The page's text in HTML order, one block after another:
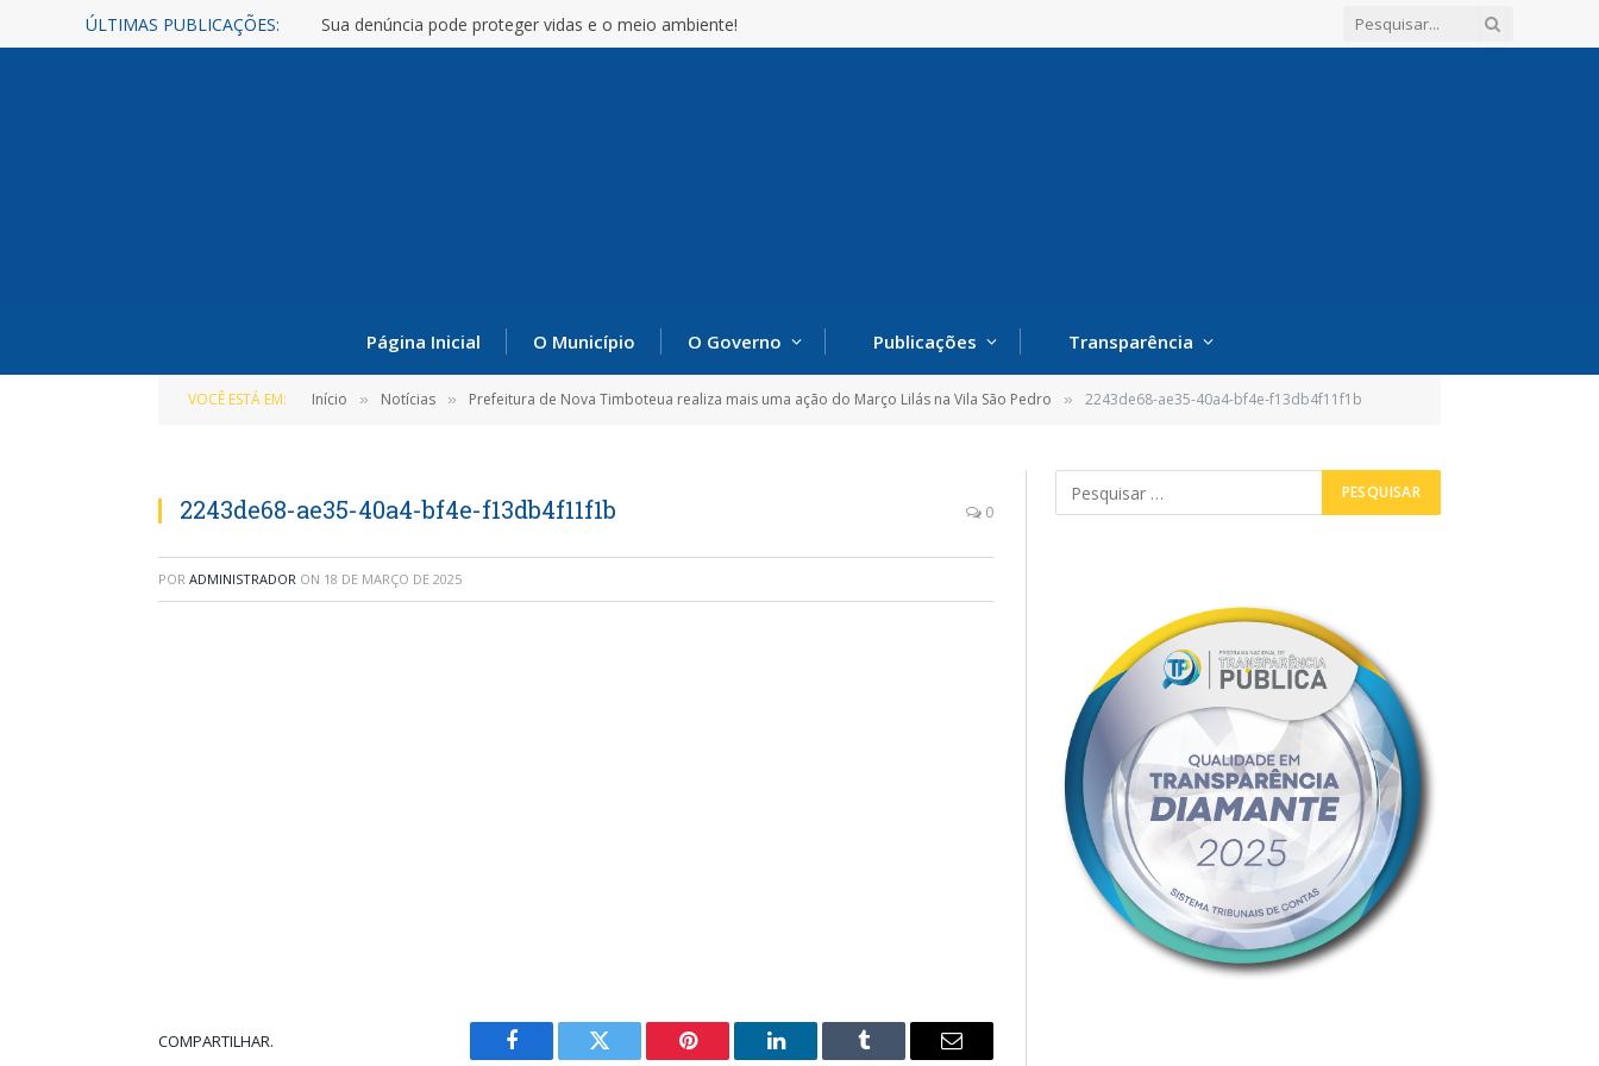
ÚLTIMAS PUBLICAÇÕES: Sua denúncia pode proteger vidas e o meio ambiente!
Página Inicial O Município O Governo Publicações Transparência
VOCÊ ESTÁ EM: Início » Notícias » Prefeitura de Nova Timboteua realiza mais uma ação do Março Lilás na Vila São Pedro » 2243de68-ae35-40a4-bf4e-f13db4f11f1b
2243de68-ae35-40a4-bf4e-f13db4f11f1b 0
POR ADMINISTRADOR ON 18 DE MARÇO DE 2025
COMPARTILHAR.
Facebook Twitter Pinterest LinkedIn Tumblr E-